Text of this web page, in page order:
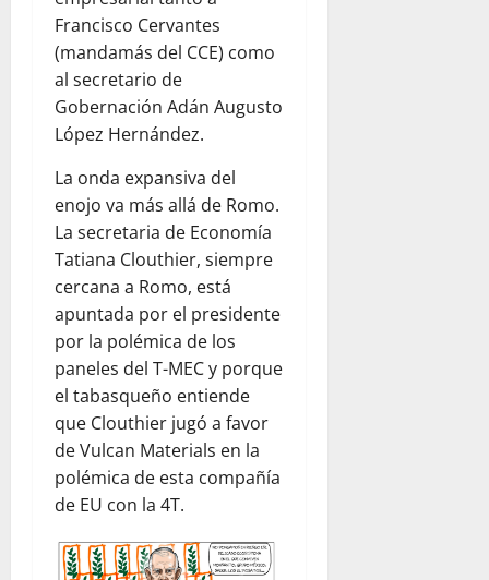
Francisco Cervantes
(mandamás del CCE) como
al secretario de
Gobernación Adán Augusto
López Hernández.
La onda expansiva del
enojo va más allá de Romo.
La secretaria de Economía
Tatiana Clouthier, siempre
cercana a Romo, está
apuntada por el presidente
por la polémica de los
paneles del T-MEC y porque
el tabasqueño entiende
que Clouthier jugó a favor
de Vulcan Materials en la
polémica de esta compañía
de EU con la 4T.